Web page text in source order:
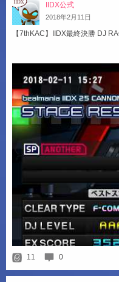
IIDX公式
2018年2月 11 日
【7thKAC】IIDX最終決勝 DJ
11 0